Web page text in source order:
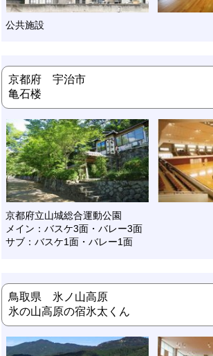
公共施設
京都府 宇治市
亀石楼
京都府立山城総合運動公園
メイン：バスケ3面・バレー3面
サブ：バスケ1面・バレー1面
鳥取県 氷ノ山高原
氷の山高原の宿氷太くん